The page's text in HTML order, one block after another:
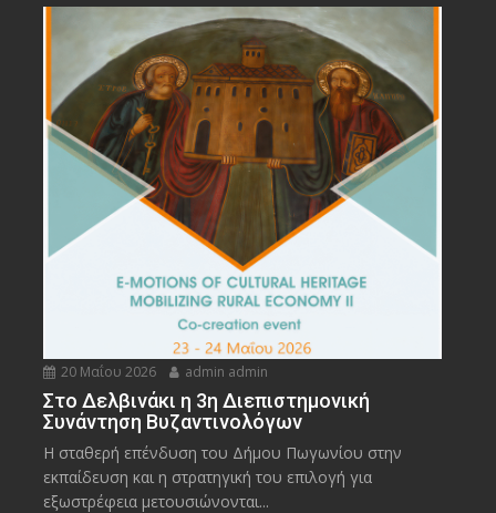
20 Μαΐου 2026 admin admin
Στο Δελβινάκι η 3η Διεπιστημονική
Συνάντηση Βυζαντινολόγων
Η σταθερή επένδυση του Δήμου Πωγωνίου στην
εκπαίδευση και η στρατηγική του επιλογή για
εξωστρέφεια μετουσιώνονται...